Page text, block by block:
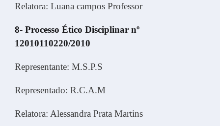
Relatora: Luana campos Professor
8- Processo Ético Disciplinar nº
12010110220/2010
Representante: M.S.P.S
Representado: R.C.A.M
Relatora: Alessandra Prata Martins